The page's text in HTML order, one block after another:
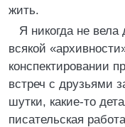
жить.
Я никогда не
всякой
конспектировании
встреч с друзьями
шутки, какие-то
писательская